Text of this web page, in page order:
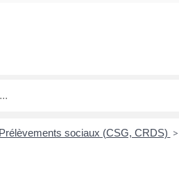
Prélèvements sociaux (CSG, CRDS) >